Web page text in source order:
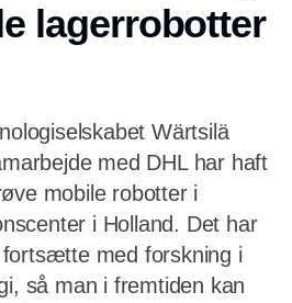
lagerrobotter
Wärtsilä
med DHL har haft
mobile robotter i
i Holland. Det har
med forskning i
så man i fremtiden kan